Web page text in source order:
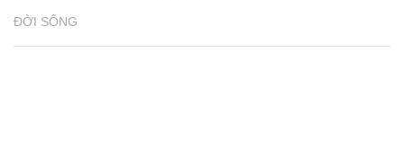
ĐỜI SỐNG